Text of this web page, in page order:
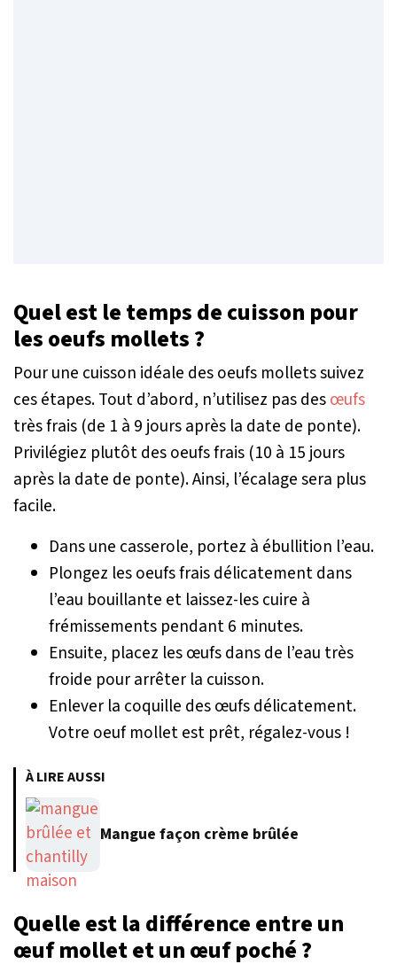
Quel est le temps de cuisson pour
les oeufs mollets ?
Pour une cuisson idéale des oeufs mollets suivez
ces étapes. Tout d’abord, n’utilisez pas desœufs
très frais (de 1 à 9 jours après la date de ponte).
Privilégiez plutôt des oeufs frais (10 à 15 jours
après la date de ponte). Ainsi, l’écalage sera plus
facile.
Dans une casserole, portez à ébullition l’eau.
Plongez les oeufs frais délicatement dans
l’eau bouillante et laissez-les cuire à
frémissements pendant 6 minutes.
Ensuite, placez les œufs dans de l’eau très
froide pour arrêter la cuisson.
Enlever la coquille des œufs délicatement.
Votre oeuf mollet est prêt, régalez-vous !
À LIRE AUSSI
Mangue façon crème brûlée
Quelle est la différence entre un
œuf mollet et un œuf poché ?